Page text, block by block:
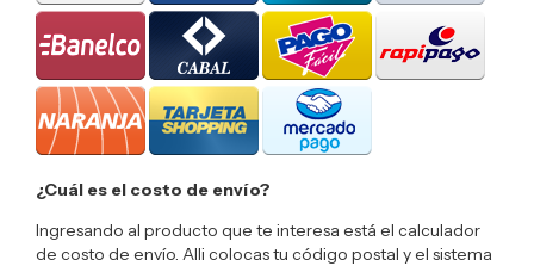
¿Cuál es el costo de envío?
Ingresando al producto que te interesa está el calculador
de costo de envío. Alli colocas tu código postal y el sistema